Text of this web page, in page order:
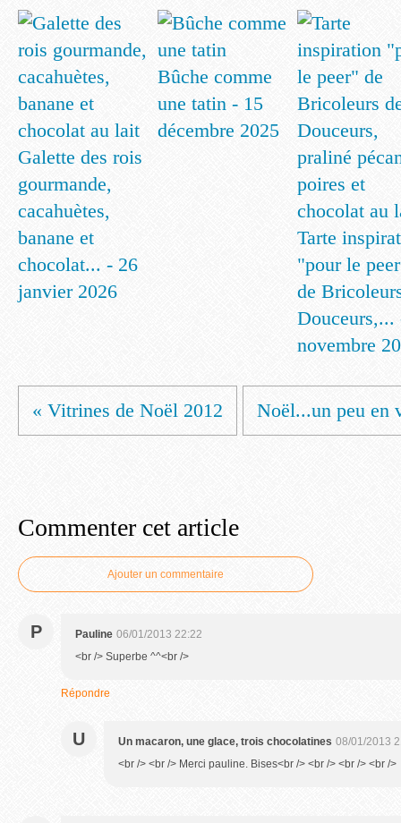
Galette des rois
gourmande,
cacahuètes,
banane et
chocolat... - 26
janvier 2026
Bûche comme
une tatin - 15
décembre 2025
Tarte
"pour le
de
Douceurs,...
novembre
« Vitrines de Noël 2012 Noël...un peu en
Commenter cet article
Ajouter un commentaire
P Pauline 06/01/2013 22:22
<br /> Superbe ^^<br />
Répondre
U Un macaron, une glace, trois chocolatines 08/01/2013
<br /> <br /> Merci pauline. Bises<br /> <br /> <br /> <br />